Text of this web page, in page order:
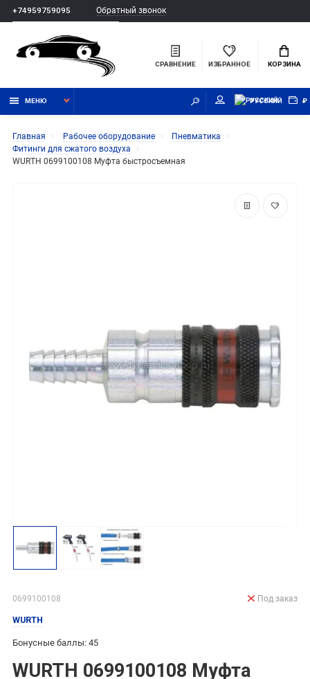
+74959759095 Обратный звонок
СРАВНЕНИЕ ИЗБРАННОЕ КОРЗИНА
МЕНЮ РУССКИЙ ₽
Главная Рабочее оборудование
Пневматика
Фитинги для сжатого воздуха
WURTH 0699100108 Муфта быстросъемная
0699100108
WURTH
Бонусные баллы: 45
WURTH 0699100108 Муфта
Под заказ